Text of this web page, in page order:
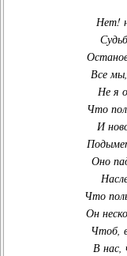
Нет!
Все
Не я
Что
И
Оно
Что
Он
Чтоб,
В нас,